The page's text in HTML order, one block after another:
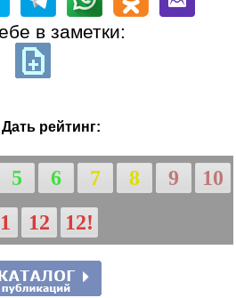
в заметки:
Дать рейтинг:
5 6 7 8 9
10
12 12!